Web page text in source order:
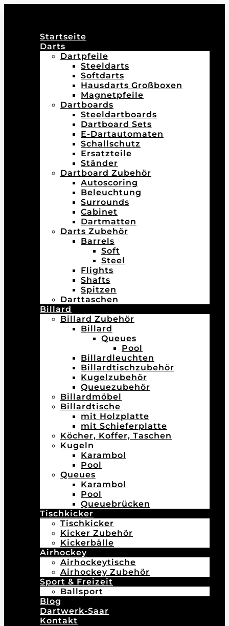
Startseite
Darts
Dartpfeile
Steeldarts
Softdarts
Hausdarts Großboxen
Magnetpfeile
Dartboards
Steeldartboards
Dartboard Sets
E-Dartautomaten
Schallschutz
Ersatzteile
Ständer
Dartboard Zubehör
Autoscoring
Beleuchtung
Surrounds
Cabinet
Dartmatten
Darts Zubehör
Barrels
Soft
Steel
Flights
Shafts
Spitzen
Darttaschen
Billard
Billard Zubehör
Billard
Queues
Pool
Billardleuchten
Billardtischzubehör
Kugelzubehör
Queuezubehör
Billardmöbel
Billardtische
mit Holzplatte
mit Schieferplatte
Köcher, Koffer, Taschen
Kugeln
Karambol
Pool
Queues
Karambol
Pool
Queuebrücken
Tischkicker
Tischkicker
Kicker Zubehör
Kickerbälle
Airhockey
Airhockeytische
Airhockey Zubehör
Sport & Freizeit
Ballsport
Blog
Dartwerk-Saar
Kontakt